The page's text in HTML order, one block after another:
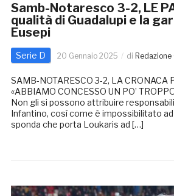
Samb-Notaresco 3-2, LE
qualità di Guadalupi e la
Eusepi
Serie D 20 Gennaio 2025 di Redazione
SAMB-NOTARESCO 3-2, LA CRONACA
«ABBIAMO CONCESSO UN PO’
Non gli si possono attribuire
Infantino, così come è impossibilitato
sponda che porta Loukaris ad […]